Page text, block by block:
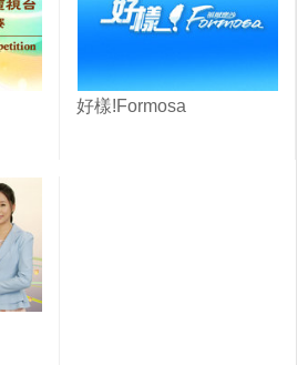
好樣!Formosa